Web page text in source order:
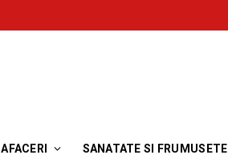
AFACERI SANATATE SI FRUMUSETE